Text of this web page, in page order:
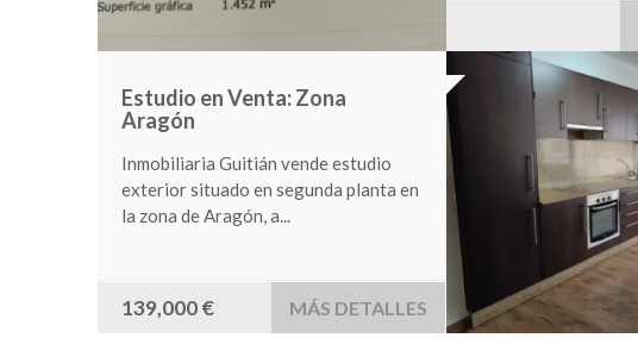
Venta casa zona Creciente
reformada en el año 2000. Situada en
la zona de Creciente....
75,000 € MÁS DETALLES